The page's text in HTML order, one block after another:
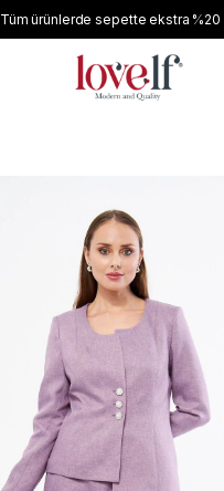
Tüm ürünlerde sepette ekstra %20